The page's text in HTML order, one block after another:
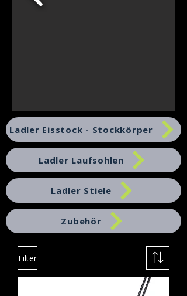
Ladler Eisstock - Stockkörper
Ladler Laufsohlen
Ladler Stiele
Zubehör
Filter